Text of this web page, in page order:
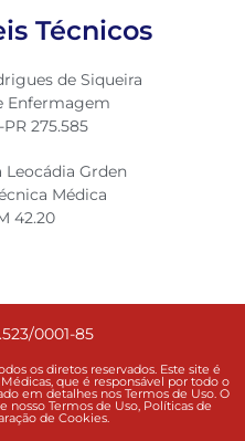
Técnicos
de Siqueira
Enfermagem
275.585
Leocádia Grden
Médica
42.20
0001-85
os diretos reservados. Este site é
que é responsável por todo o
em detalhes nos Termos de Uso. O
nosso Termos de Uso, Políticas de
de Cookies.